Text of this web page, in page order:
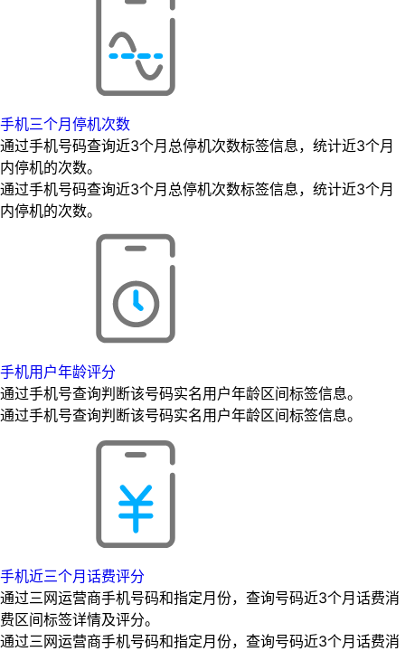
手机三个月停机次数
通过手机号码查询近3个月总停机次数标签信息，统计近3个月
内停机的次数。
通过手机号码查询近3个月总停机次数标签信息，统计近3个月
内停机的次数。
手机用户年龄评分
通过手机号查询判断该号码实名用户年龄区间标签信息。
通过手机号查询判断该号码实名用户年龄区间标签信息。
手机近三个月话费评分
通过三网运营商手机号码和指定月份，查询号码近3个月话费消
费区间标签详情及评分。
通过三网运营商手机号码和指定月份，查询号码近3个月话费消